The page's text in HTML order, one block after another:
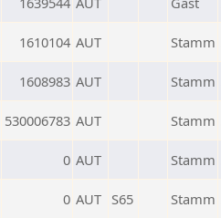
1610104 AUT Stamm
1608983 AUT Stamm
530006783 AUT Stamm
0 AUT Stamm
0 AUT S65 Stamm